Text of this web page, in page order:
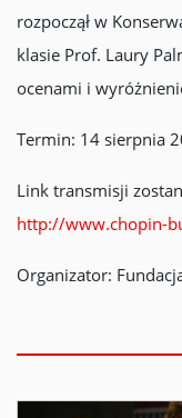
rozpoczął w
klasie Prof. Laury
ocenami i
Termin: 14 sierpnia
Link transmisji
http://www.chopin-
Organizator: